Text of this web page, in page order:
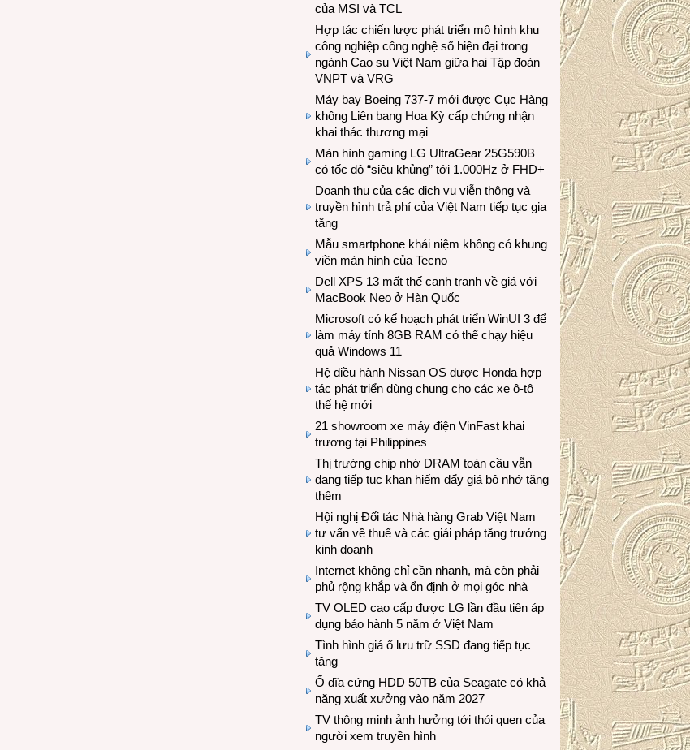
của MSI và TCL
Hợp tác chiến lược phát triển mô hình khu
công nghiệp công nghệ số hiện đại trong
ngành Cao su Việt Nam giữa hai Tập đoàn
VNPT và VRG
Máy bay Boeing 737-7 mới được Cục Hàng
không Liên bang Hoa Kỳ cấp chứng nhận
khai thác thương mại
Màn hình gaming LG UltraGear 25G590B
có tốc độ “siêu khủng” tới 1.000Hz ở FHD+
Doanh thu của các dịch vụ viễn thông và
truyền hình trả phí của Việt Nam tiếp tục gia
tăng
Mẫu smartphone khái niệm không có khung
viền màn hình của Tecno
Dell XPS 13 mất thế cạnh tranh về giá với
MacBook Neo ở Hàn Quốc
Microsoft có kế hoạch phát triển WinUI 3 để
làm máy tính 8GB RAM có thể chạy hiệu
quả Windows 11
Hệ điều hành Nissan OS được Honda hợp
tác phát triển dùng chung cho các xe ô-tô
thế hệ mới
21 showroom xe máy điện VinFast khai
trương tại Philippines
Thị trường chip nhớ DRAM toàn cầu vẫn
đang tiếp tục khan hiếm đẩy giá bộ nhớ tăng
thêm
Hội nghị Đối tác Nhà hàng Grab Việt Nam
tư vấn về thuế và các giải pháp tăng trưởng
kinh doanh
Internet không chỉ cần nhanh, mà còn phải
phủ rộng khắp và ổn định ở mọi góc nhà
TV OLED cao cấp được LG lần đầu tiên áp
dụng bảo hành 5 năm ở Việt Nam
Tình hình giá ổ lưu trữ SSD đang tiếp tục
tăng
Ổ đĩa cứng HDD 50TB của Seagate có khả
năng xuất xưởng vào năm 2027
TV thông minh ảnh hưởng tới thói quen của
người xem truyền hình